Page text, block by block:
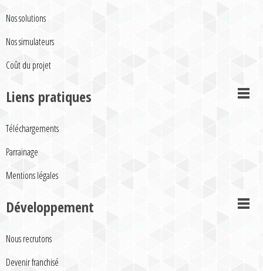
Nos solutions
Nos simulateurs
Coût du projet
Liens pratiques
Téléchargements
Parrainage
Mentions légales
Développement
Nous recrutons
Devenir franchisé